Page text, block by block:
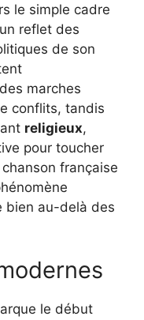
le simple cadre
reflet des
de son
marches
conflits, tandis
religieux,
pour toucher
française
bien au-delà des
le début